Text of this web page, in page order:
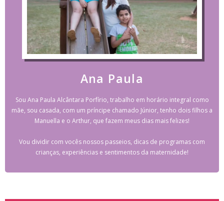
Ana Paula
Sou Ana Paula Alcântara Porfírio, trabalho em horário integral como
mãe, sou casada, com um príncipe chamado Júnior, tenho dois filhos a
Manuella e o Arthur, que fazem meus dias mais felizes!
Vou dividir com vocês nossos passeios, dicas de programas com
crianças, experiências e sentimentos da maternidade!